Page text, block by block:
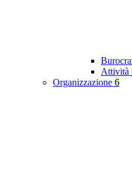
Attività
Organizzazione 6